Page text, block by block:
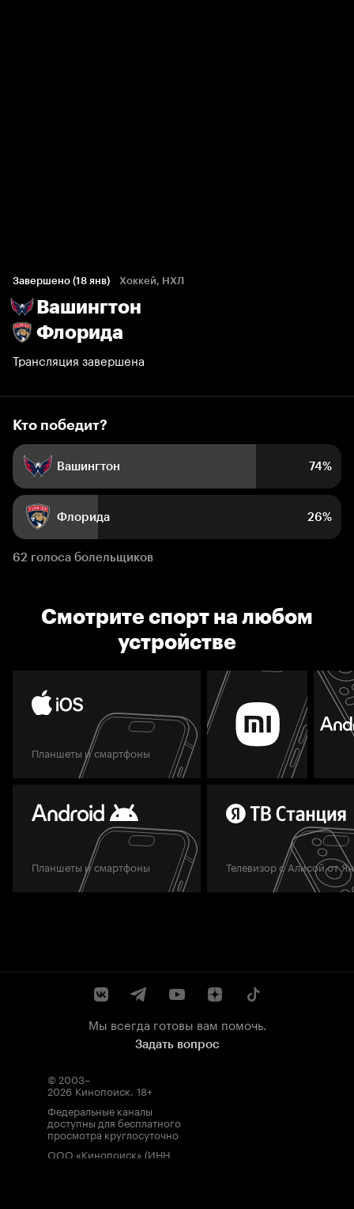
Завершено (18 янв) Хоккей, НХЛ
Вашингтон
Флорида
Трансляция завершена
74%
Кто победит?
Вашингтон 74%
Флорида 26%
62 голоса болельщиков
Смотрите спорт на любом
устройстве
Планшеты и смартфоны
Планшеты и смартфоны Телевизор с Алисой от
Мы всегда готовы вам помочь.
Задать вопрос
© 2003–
2026 Кинопоиск 18+
Федеральные каналы
доступны для бесплатного
просмотра круглосуточно
ООО «Кинопоиск» (ИНН